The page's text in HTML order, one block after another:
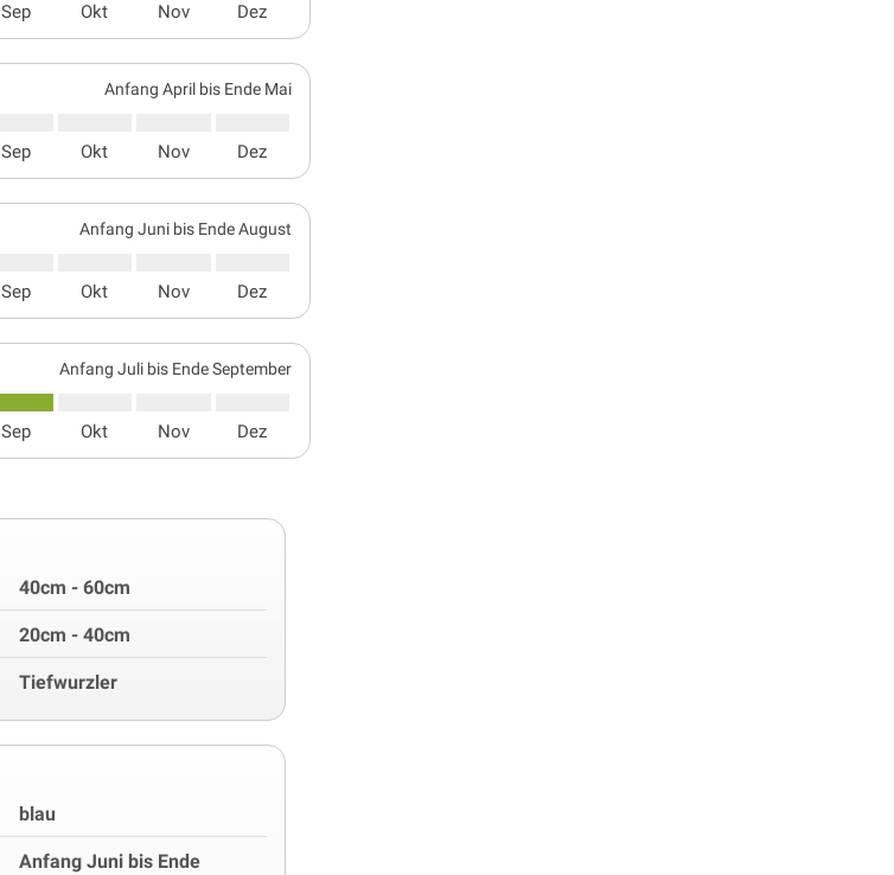
Sep Okt Nov Dez
Anfang April bis Ende Mai
Sep Okt Nov Dez
Anfang Juni bis Ende August
Sep Okt Nov Dez
Anfang Juli bis Ende September
Sep Okt Nov Dez
40cm - 60cm
20cm - 40cm
Tiefwurzler
blau
Anfang Juni bis Ende